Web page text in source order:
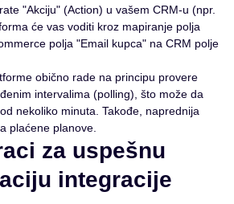
"Akciju" (Action) u vašem CRM-u (npr.
će vas voditi kroz mapiranje polja
polja "Email kupca" na CRM polje
obično rade na principu provere
intervalima (polling), što može da
nekoliko minuta. Takođe, naprednija
plaćene planove.
za uspešnu
integracije